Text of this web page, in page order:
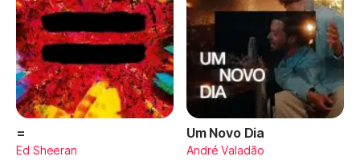
=
Ed Sheeran
Um Novo Dia
André Valadão